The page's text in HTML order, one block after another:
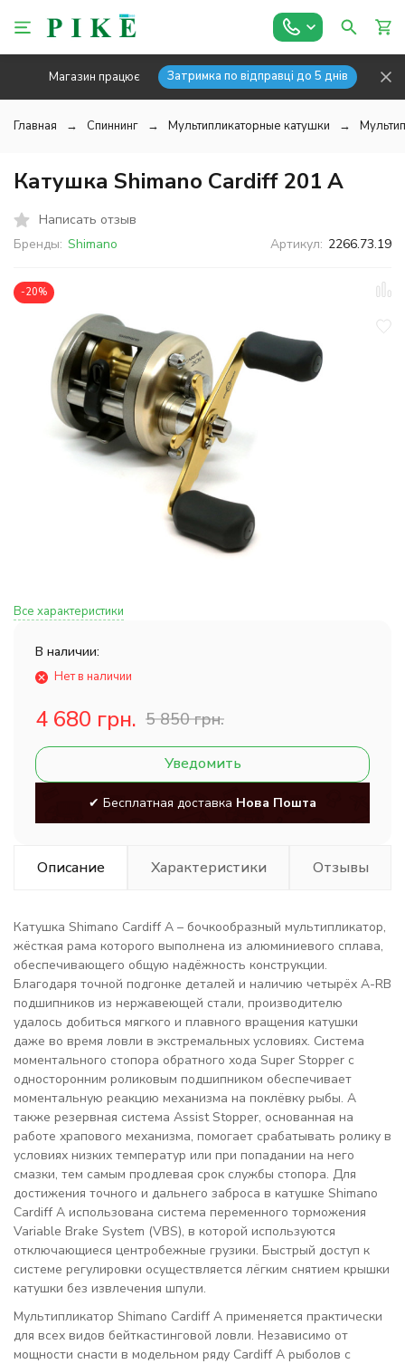
Магазин працює Затримка по відправці до 5 днів
Главная Спиннинг Мультипликаторные катушки
Катушка Shimano Cardiff 201 A
Написать отзыв
Бренды: Shimano Артикул: 2266.73.19
-20%
Все характеристики
В наличии:
Нет в наличии
4 680 грн. 5 850 грн.
Уведомить
✔ Бесплатная доставка Нова Пошта
Описание Характеристики Отзывы
Катушка Shimano Cardiff A – бочкообразный мультипликатор,
жёсткая рама которого выполнена из алюминиевого сплава,
обеспечивающего общую надёжность конструкции.
Благодаря точной подгонке деталей и наличию четырёх A-RB
подшипников из нержавеющей стали, производителю
удалось добиться мягкого и плавного вращения катушки
даже во время ловли в экстремальных условиях. Система
моментального стопора обратного хода Super Stopper с
односторонним роликовым подшипником обеспечивает
моментальную реакцию механизма на поклёвку рыбы. А
также резервная система Assist Stopper, основанная на
работе храпового механизма, помогает срабатывать ролику в
условиях низких температур или при попадании на него
смазки, тем самым продлевая срок службы стопора. Для
достижения точного и дальнего заброса в катушке Shimano
Cardiff A использована система переменного торможения
Variable Brake System (VBS), в которой используются
отключающиеся центробежные грузики. Быстрый доступ к
системе регулировки осуществляется лёгким снятием крышки
катушки без извлечения шпули.
Мультипликатор Shimano Cardiff A применяется практически
для всех видов бейткастинговой ловли. Независимо от
мощности снасти в модельном ряду Cardiff A рыболов с